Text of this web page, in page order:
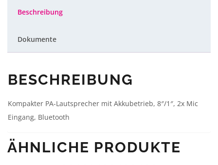
Beschreibung
Dokumente
BESCHREIBUNG
Kompakter PA-Lautsprecher mit Akkubetrieb, 8″/1″, 2x Mic
Eingang, Bluetooth
ÄHNLICHE PRODUKTE